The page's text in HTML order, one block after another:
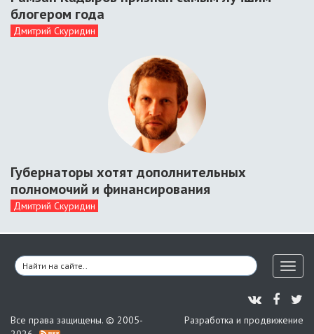
блогером года
Дмитрий Скуридин
Губернаторы хотят дополнительных
полномочий и финансирования
Дмитрий Скуридин
Все права защищены. © 2005-
Разработка и продвижение